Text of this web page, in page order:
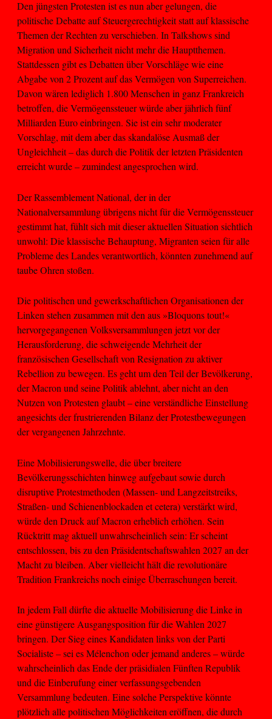
Den jüngsten Protesten ist es nun aber gelungen, die
politische Debatte auf Steuergerechtigkeit statt auf klassische
Themen der Rechten zu verschieben. In Talkshows sind
Migration und Sicherheit nicht mehr die Hauptthemen.
Stattdessen gibt es Debatten über Vorschläge wie eine
Abgabe von 2 Prozent auf das Vermögen von Superreichen.
Davon wären lediglich 1.800 Menschen in ganz Frankreich
betroffen, die Vermögenssteuer würde aber jährlich fünf
Milliarden Euro einbringen. Sie ist ein sehr moderater
Vorschlag, mit dem aber das skandalöse Ausmaß der
Ungleichheit – das durch die Politik der letzten Präsidenten
erreicht wurde – zumindest angesprochen wird.
Der Rassemblement National, der in der
Nationalversammlung übrigens nicht für die Vermögenssteuer
gestimmt hat, fühlt sich mit dieser aktuellen Situation sichtlich
unwohl: Die klassische Behauptung, Migranten seien für alle
Probleme des Landes verantwortlich, könnten zunehmend auf
taube Ohren stoßen.
Die politischen und gewerkschaftlichen Organisationen der
Linken stehen zusammen mit den aus »Bloquons tout!«
hervorgegangenen Volksversammlungen jetzt vor der
Herausforderung, die schweigende Mehrheit der
französischen Gesellschaft von Resignation zu aktiver
Rebellion zu bewegen. Es geht um den Teil der Bevölkerung,
der Macron und seine Politik ablehnt, aber nicht an den
Nutzen von Protesten glaubt – eine verständliche Einstellung
angesichts der frustrierenden Bilanz der Protestbewegungen
der vergangenen Jahrzehnte.
Eine Mobilisierungswelle, die über breitere
Bevölkerungsschichten hinweg aufgebaut sowie durch
disruptive Protestmethoden (Massen- und Langzeitstreiks,
Straßen- und Schienenblockaden et cetera) verstärkt wird,
würde den Druck auf Macron erheblich erhöhen. Sein
Rücktritt mag aktuell unwahrscheinlich sein: Er scheint
entschlossen, bis zu den Präsidentschaftswahlen 2027 an der
Macht zu bleiben. Aber vielleicht hält die revolutionäre
Tradition Frankreichs noch einige Überraschungen bereit.
In jedem Fall dürfte die aktuelle Mobilisierung die Linke in
eine günstigere Ausgangsposition für die Wahlen 2027
bringen. Der Sieg eines Kandidaten links von der Parti
Socialiste – sei es Mélenchon oder jemand anderes – würde
wahrscheinlich das Ende der präsidialen Fünften Republik
und die Einberufung einer verfassungsgebenden
Versammlung bedeuten. Eine solche Perspektive könnte
plötzlich alle politischen Möglichkeiten eröffnen, die durch